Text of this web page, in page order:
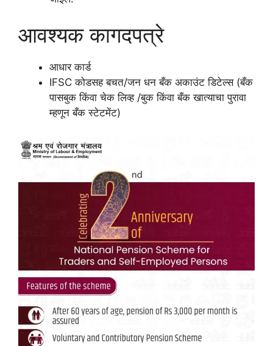
आवश्यक कागदपत्रे
आधार कार्ड
IFSC कोडसह बचत/जन धन बँक अकाउंट डिटेल्स (बँक
पासबुक किंवा चेक लिव्ह /बुक किंवा बँक खात्याचा पुरावा
म्हणून बँक स्टेटमेंट)